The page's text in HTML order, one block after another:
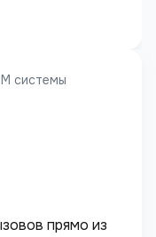
системы
прямо из